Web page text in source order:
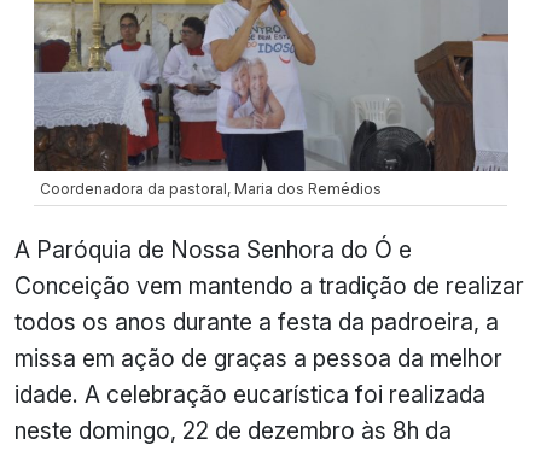
Coordenadora da pastoral, Maria dos Remédios
A Paróquia de Nossa Senhora do Ó e
Conceição vem mantendo a tradição de realizar
todos os anos durante a festa da padroeira, a
missa em ação de graças a pessoa da melhor
idade. A celebração eucarística foi realizada
neste domingo, 22 de dezembro às 8h da